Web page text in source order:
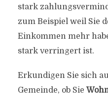
stark
zum Beispiel weil Sie
Einkommen mehr
stark verringert ist.
Erkundigen Sie sich
Gemeinde, ob Sie